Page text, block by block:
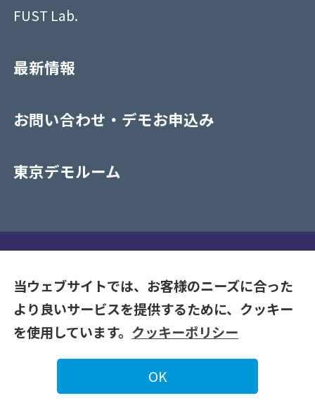
お問い合わせ・デモお申込み
FUST Lab.
最新情報
お問い合わせ・デモお申込み
東京デモルーム
Reserve.
当ウェブサイトでは、お客様のニーズに合った
より良いサービスを提供するために、クッキー
を使用しています。 クッキーポリシー
OK